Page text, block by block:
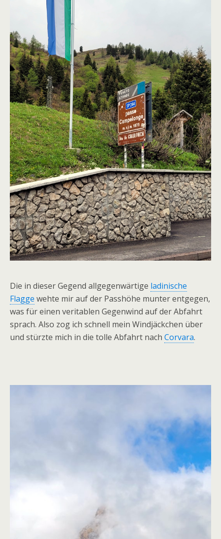
Die in dieser Gegend allgegenwärtige ladinische
Flagge wehte mir auf der Passhöhe munter entgegen,
was für einen veritablen Gegenwind auf der Abfahrt
sprach. Also zog ich schnell mein Windjäckchen über
und stürzte mich in die tolle Abfahrt nach Corvara.